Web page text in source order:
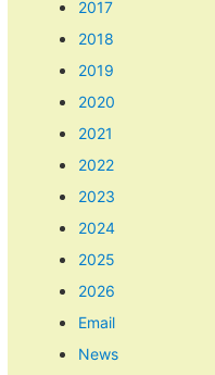
2017
2018
2019
2020
2021
2022
2023
2024
2025
2026
Email
News